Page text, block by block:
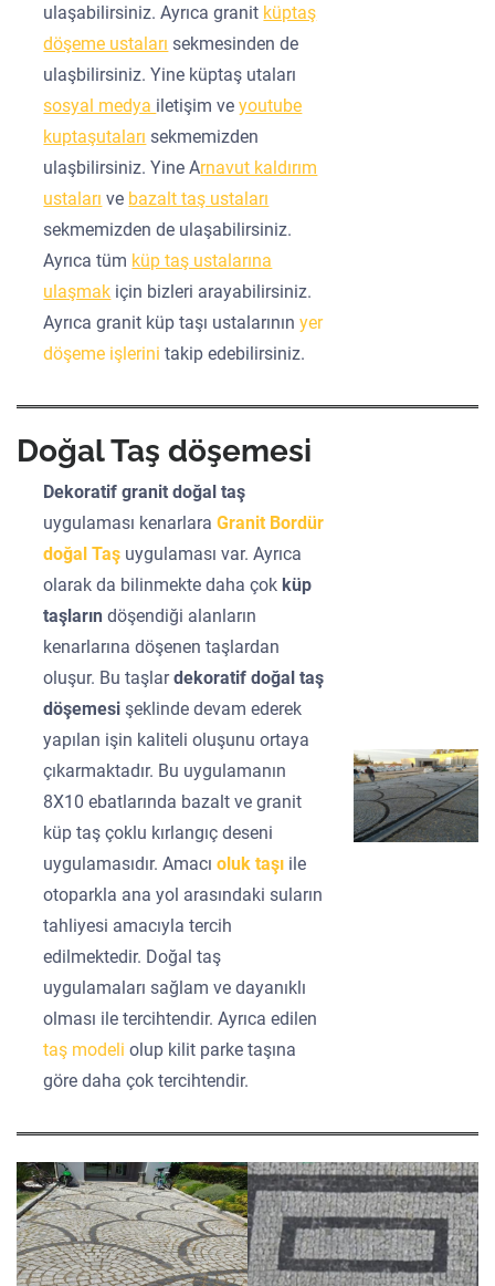
ulaşabilirsiniz. Ayrıca granit küptaş
döşeme ustaları sekmesinden de
ulaşbilirsiniz. Yine küptaş utaları
sosyal medya iletişim veyoutube
kuptaşutaları sekmemizden
ulaşbilirsiniz. Yine Arnavut kaldırım
ustaları ve bazalt taş ustaları
sekmemizden de ulaşabilirsiniz.
Ayrıca tüm küp taş ustalarına
ulaşmak için bizleri arayabilirsiniz.
Ayrıca granit küp taşı ustalarının yer
döşeme işlerini takip edebilirsiniz.
Doğal Taş döşemesi
Dekoratif granit doğal taş
uygulaması kenarlaraGranit Bordür
doğal Taş uygulaması var. Ayrıca
olarak da bilinmekte daha çok küp
taşların döşendiği alanların
kenarlarına döşenen taşlardan
oluşur. Bu taşlardekoratif doğal taş
döşemesişeklinde devam ederek
yapılan işin kaliteli oluşunu ortaya
çıkarmaktadır. Bu uygulamanın
8X10 ebatlarında bazalt ve granit
küp taş çoklu kırlangıç deseni
uygulamasıdır. Amacıoluk taşı ile
otoparkla ana yol arasındaki suların
tahliyesi amacıyla tercih
edilmektedir. Doğal taş
uygulamaları sağlam ve dayanıklı
olması ile tercihtendir. Ayrıca edilen
taş modeliolup kilit parke taşına
göre daha çok tercihtendir.